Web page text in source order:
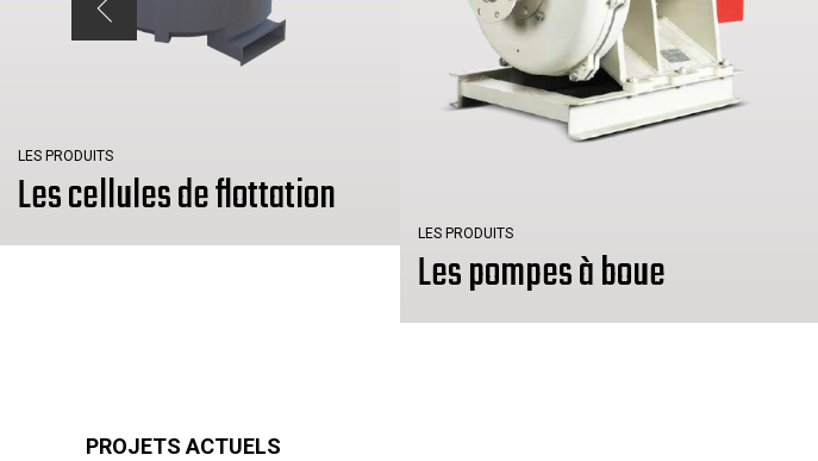
LES PRODUITS
Les cellules de flottation
LES PRODUITS
Les pompes à boue
PROJETS ACTUELS